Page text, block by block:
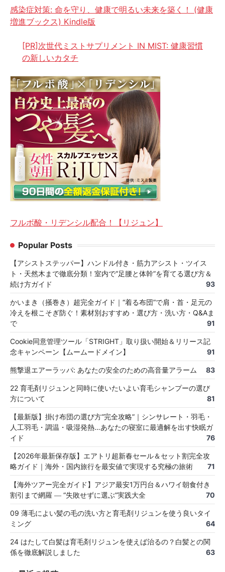
感染症対策: 命を守り、健康で明るい未来を築く！ (健康
増進ブックス) Kindle版
[PR]次世代ミストサプリメント IN MIST: 健康習慣
の新しいカタチ
フルボ酸・リデンシル配合！【リジュン】
Popular Posts
【アシストステッパー】ハンドル付き・筋力アシスト・ツイス
ト・天然木まで徹底分類！室内で“足腰と体幹”を育てる選び方＆
続け方ガイド
93
かいまき（掻巻き）超完全ガイド｜“着る布団”で肩・首・足元の
冷えを根こそぎ防ぐ！素材別おすすめ・選び方・洗い方・Q&Aま
で
91
Cookie同意管理ツール「STRIGHT」取り扱い開始＆リリース記
念キャンペーン【ムームードメイン】
91
熊撃退エアーラッパ: あなたの安全のための高音量アラーム 83
22 育毛剤リジュンと同時に使いたいよい育毛シャンプーの選び
方について
81
【最新版】掛け布団の選び方“完全攻略”｜シンサレート・羽毛・
人工羽毛・調温・吸湿発熱…あなたの寝室に最適解を出す快眠ガ
イド
76
【2026年最新保存版】エアトリ超新春セール＆セット割完全攻
略ガイド｜海外・国内旅行を最安値で実現する究極の旅術
71
【海外ツアー完全ガイド】アジア最安1万円台＆ハワイ朝食付き
割引まで網羅 ― “失敗せずに選ぶ”実践大全
70
09 薄毛によい髪の毛の洗い方と育毛剤リジュンを使う良いタイ
ミング
64
24 はたして白髪は育毛剤リジュンを使えば治るの？白髪との関
係を徹底解説しました
63